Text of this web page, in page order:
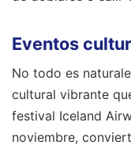
Eventos
No todo es
cultural vibrante
festival Iceland
noviembre,